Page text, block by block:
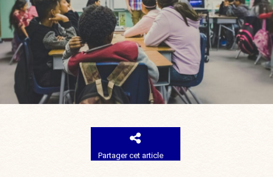
Partager cet article